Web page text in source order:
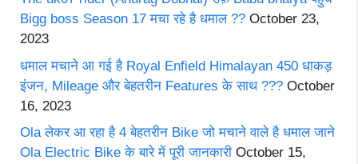
Bigg boss Season 17 मचा रहे है धमाल ?? October 23,
2023
धमाल मचाने आ गई है Royal Enfield Himalayan 450 धाकड़
इंजन, Mileage और बेहतरीन Features के साथ ??? October
16, 2023
Ola लेकर आ रहा है 4 बेहतरीन Bike जो मचाने वाले है धमाल जाने
Ola Electric Bike के बारे में पूरी जानकारी October 15,